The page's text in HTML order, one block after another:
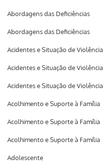
Abordagens das Deficiências
Abordagens das Deficiências
Acidentes e Situação de Violência
Acidentes e Situação de Violência
Acidentes e Situação de Violência
Acolhimento e Suporte à Família
Acolhimento e Suporte à Família
Acolhimento e Suporte à Família
Adolescente